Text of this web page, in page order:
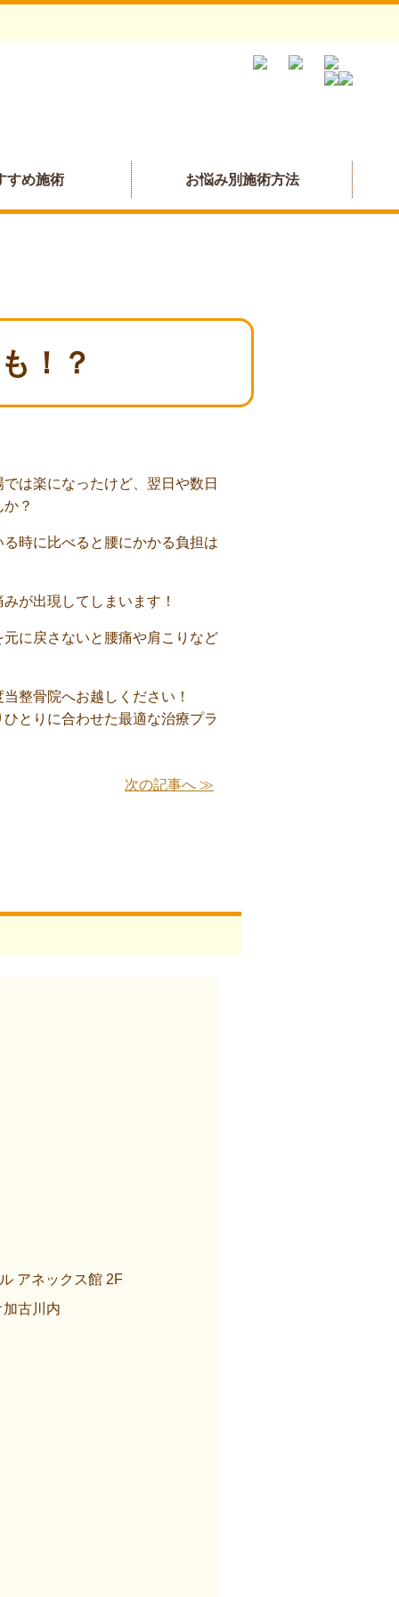
すめ施術 お悩み別施術方法
！？
は楽になったけど、翌日や数日
？
時に比べると腰にかかる負担は
が出現してしまいます！
に戻さないと腰痛や肩こりなど
整骨院へお越しください！
とりに合わせた最適な治療プラ
次の記事へ ≫
アネックス館 2F
加古川内